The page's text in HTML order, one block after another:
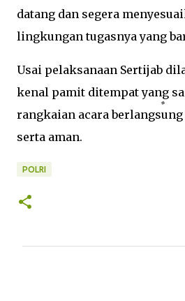
datang dan segera
lingkungan tugasnya yang
Usai pelaksanaan Sertijab
kenal pamit ditempat yang
rangkaian acara
serta aman.
POLRI